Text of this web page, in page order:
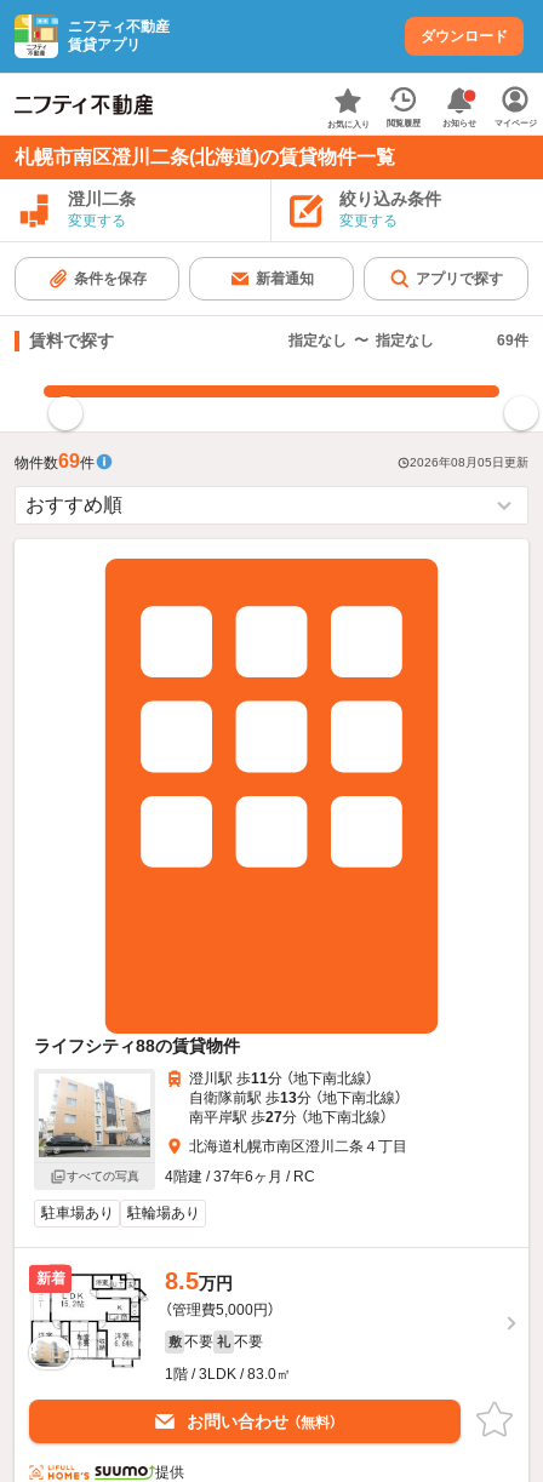
ニフティ不動産
賃貸アプリ
ダウンロード
お気に入り 閲覧履歴 お知らせ マイページ
札幌市南区澄川二条(北海道)の賃貸物件一覧
澄川二条
変更する
絞り込み条件
変更する
条件を保存 新着通知 アプリで探す
賃料で探す 指定なし 〜 指定なし 69件
物件数69件 2026年08月05日更新
ライフシティ88の賃貸物件
すべての写真
澄川駅 歩11分 （地下南北線）
自衛隊前駅 歩13分 （地下南北線）
南平岸駅 歩27分 （地下南北線）
北海道札幌市南区澄川二条４丁目
4階建 / 37年6ヶ月 / RC
駐車場あり 駐輪場あり
新着 8.5万円
（管理費5,000円）
敷 不要 礼 不要
1階 / 3LDK / 83.0㎡
お問い合わせ （無料）
提供